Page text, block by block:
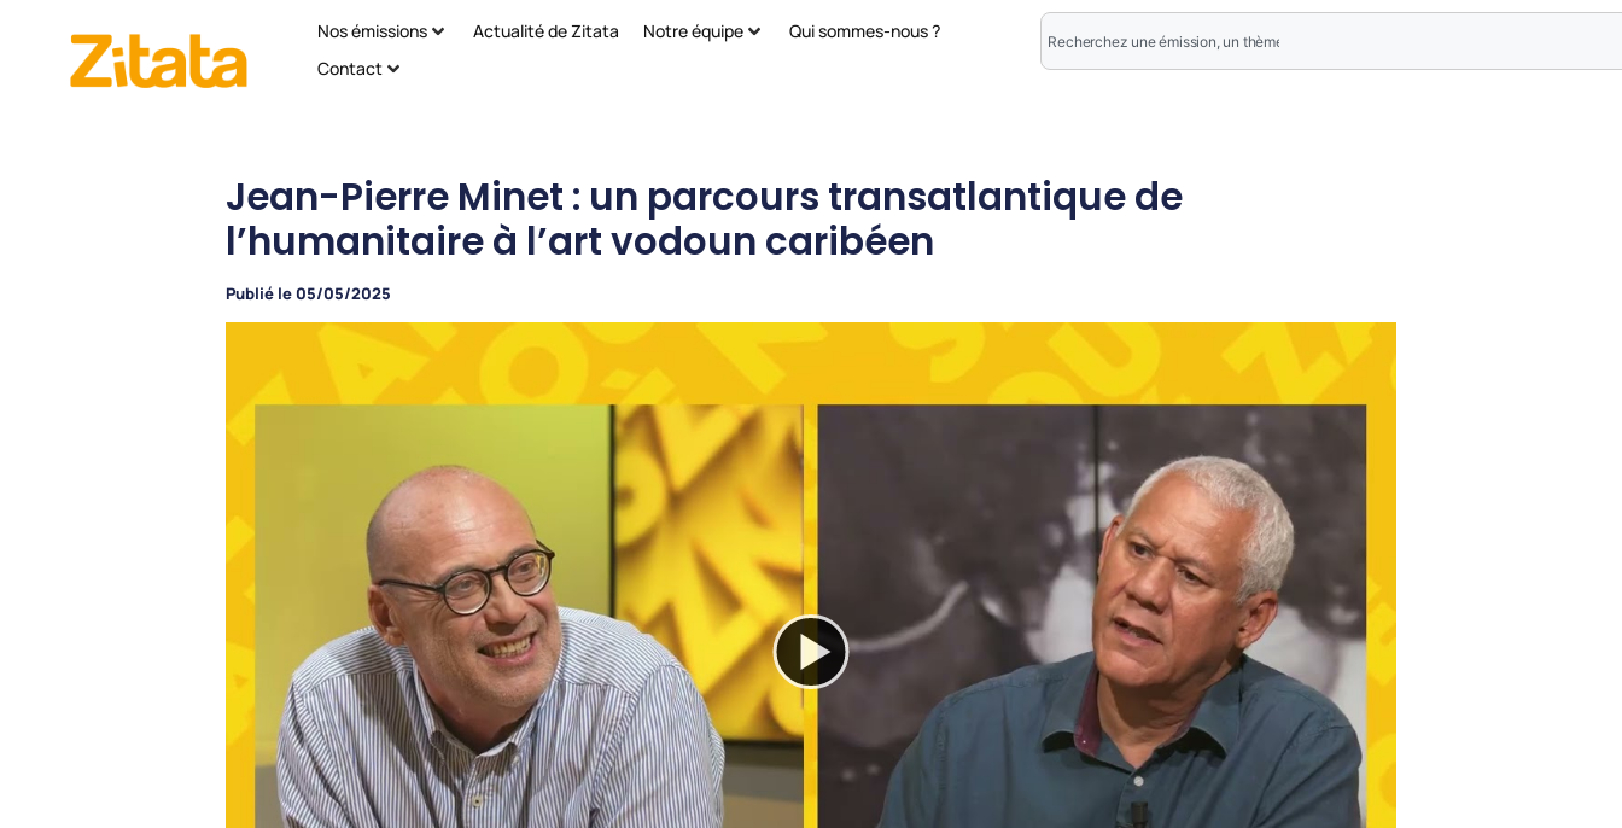
Nos émissions Actualité de Zitata Notre équipe
Qui sommes-nous ?
Contact
Jean-Pierre Minet : un parcours transatlantique de
l’humanitaire à l’art vodoun caribéen
Publié le 05/05/2025